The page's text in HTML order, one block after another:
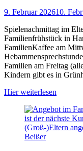
9. Februar 202610.
Spielenachmittag im
Familienfrühstück in
FamilienKaffee am
Familien am Freitag
Kindern gibt es in
Hier weiterlesen